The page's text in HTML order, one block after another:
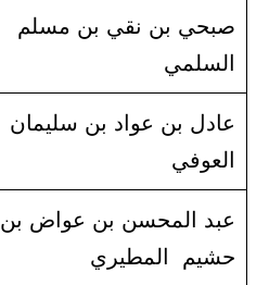
صبحي بن نقي بن مسلم
السلمي
عادل بن عواد بن سليمان
العوفي
عبد المحسن بن عواض بن
حشيم المطيري